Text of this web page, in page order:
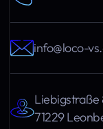
info@loco-
Liebigstraße
71229